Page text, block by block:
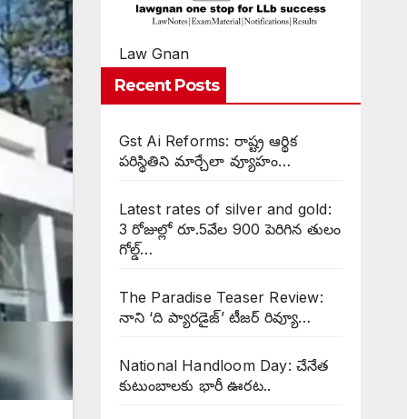
Law Gnan
Recent Posts
Gst Ai Reforms: రాష్ట్ర ఆర్థిక
పరిస్థితిని మార్చేలా వ్యూహం…
Latest rates of silver and gold:
3 రోజుల్లో రూ.5వేల 900 పెరిగిన తులం
గోల్డ్…
The Paradise Teaser Review:
నాని ‘ది ప్యారడైజ్’ టీజర్ రివ్యూ…
National Handloom Day: చేనేత
కుటుంబాలకు భారీ ఊరట..